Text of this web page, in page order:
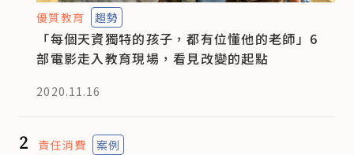
優質教育 趨勢
「每個天資獨特的孩子，都有位懂他的老師」6
部電影走入教育現場，看見改變的起點
2020.11.16
2 責任消費 案例